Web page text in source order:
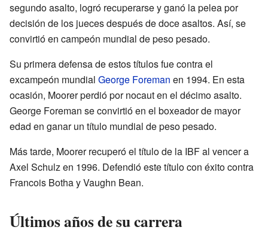
segundo asalto, logró recuperarse y ganó la pelea por
decisión de los jueces después de doce asaltos. Así, se
convirtió en campeón mundial de peso pesado.
Su primera defensa de estos títulos fue contra el
excampeón mundial George Foreman en 1994. En esta
ocasión, Moorer perdió por nocaut en el décimo asalto.
George Foreman se convirtió en el boxeador de mayor
edad en ganar un título mundial de peso pesado.
Más tarde, Moorer recuperó el título de la IBF al vencer a
Axel Schulz en 1996. Defendió este título con éxito contra
Francois Botha y Vaughn Bean.
Últimos años de su carrera